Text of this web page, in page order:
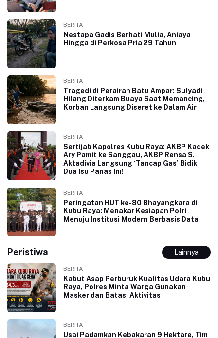
BERITA
Nestapa Gadis Berhati Mulia, Aniaya
Hingga di Perkosa Pria 29 Tahun
BERITA
Tragedi di Perairan Batu Ampar: Sulyadi
Hilang Diterkam Buaya Saat Memancing,
Korban Langsung Diseret ke Dalam Air
BERITA
Sertijab Kapolres Kubu Raya: AKBP Kadek
Ary Pamit ke Sanggau, AKBP Rensa S.
Aktadivia Langsung ‘Tancap Gas’ Bidik
Dua Isu Panas Ini!
BERITA
Peringatan HUT ke-80 Bhayangkara di
Kubu Raya: Menakar Kesiapan Polri
Menuju Institusi Modern Berbasis Data
Peristiwa Lainnya
BERITA
Kabut Asap Perburuk Kualitas Udara Kubu
Raya, Polres Minta Warga Gunakan
Masker dan Batasi Aktivitas
BERITA
Usai Padamkan Kebakaran 9 Hektare, Tim